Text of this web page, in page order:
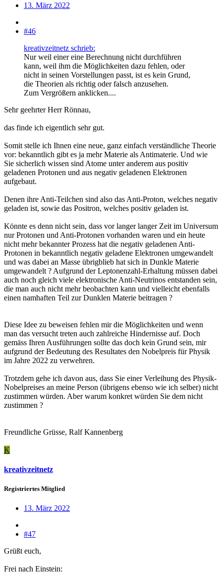
13. März 2022
#46
kreativzeitnetz schrieb:
Nur weil einer eine Berechnung nicht durchführen
kann, weil ihm die Möglichkeiten dazu fehlen, oder
nicht in seinen Vorstellungen passt, ist es kein Grund,
die Theorien als richtig oder falsch anzusehen.
Zum Vergrößern anklicken....
Sehr geehrter Herr Rönnau,
das finde ich eigentlich sehr gut.
Somit stelle ich Ihnen eine neue, ganz einfach verständliche Theorie
vor: bekanntlich gibt es ja mehr Materie als Antimaterie. Und wie
Sie sicherlich wissen sind Atome unter anderem aus positiv
geladenen Protonen und aus negativ geladenen Elektronen
aufgebaut.
Denen ihre Anti-Teilchen sind also das Anti-Proton, welches negativ
geladen ist, sowie das Positron, welches positiv geladen ist.
Könnte es denn nicht sein, dass vor langer langer Zeit im Universum
nur Protonen und Anti-Protonen vorhanden waren und ein heute
nicht mehr bekannter Prozess hat die negativ geladenen Anti-
Protonen in bekanntlich negativ geladene Elektronen umgewandelt
und was dabei an Masse übrigblieb hat sich in Dunkle Materie
umgewandelt ? Aufgrund der Leptonenzahl-Erhaltung müssen dabei
auch noch gleich viele elektronische Anti-Neutrinos entstanden sein,
die man auch nicht mehr beobachten kann und vielleicht ebenfalls
einen namhaften Teil zur Dunklen Materie beitragen ?
Diese Idee zu beweisen fehlen mir die Möglichkeiten und wenn
man das versucht treten auch zahlreiche Hindernisse auf. Doch
gemäss Ihren Ausführungen sollte das doch kein Grund sein, mir
aufgrund der Bedeutung des Resultates den Nobelpreis für Physik
im Jahre 2022 zu verwehren.
Trotzdem gehe ich davon aus, dass Sie einer Verleihung des Physik-
Nobelpreises an meine Person (übrigens ebenso wie ich selber) nicht
zustimmen würden. Aber warum konkret würden Sie dem nicht
zustimmen ?
Freundliche Grüsse, Ralf Kannenberg
K
kreativzeitnetz
Registriertes Mitglied
13. März 2022
#47
Grüßt euch,
Frei nach Einstein: